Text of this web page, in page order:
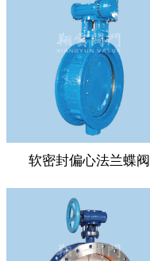
软密封偏心法兰蝶阀